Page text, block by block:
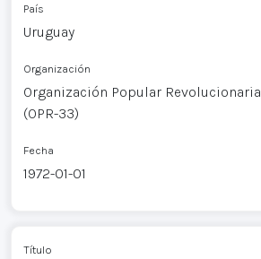
País
Uruguay
Organización
Organización Popular
(OPR-33)
Fecha
1972-01-01
Título